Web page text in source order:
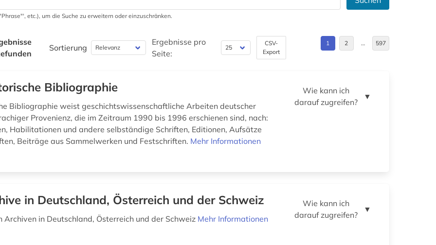
etc.), um die Suche zu erweitern oder einzuschränken.
Sortierung
Ergebnisse pro
Seite:
CSV-
Export
1 2 … 597
Bibliographie
Bibliographie weist geschichtswissenschaftliche Arbeiten deutscher
Provenienz, die im Zeitraum 1990 bis 1996 erschienen sind, nach:
Habilitationen und andere selbständige Schriften, Editionen, Aufsätze
Beiträge aus Sammelwerken und Festschriften. Mehr Informationen
Wie kann ich
darauf zugreifen?
▼
in Deutschland, Österreich und der Schweiz
Archiven in Deutschland, Österreich und der Schweiz Mehr Informationen
Wie kann ich
darauf zugreifen?
▼